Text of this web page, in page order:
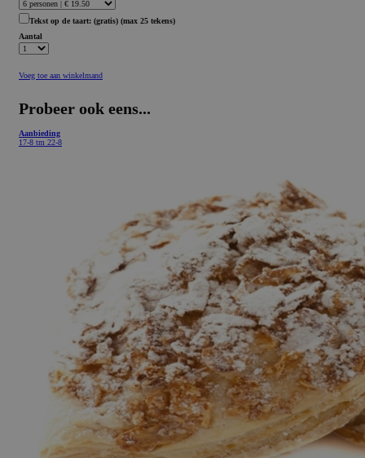
Tekst op de taart: (gratis) (max 25 tekens)
Aantal
Voeg toe aan winkelmand
Probeer ook eens...
Aanbieding
17-8 tm 22-8